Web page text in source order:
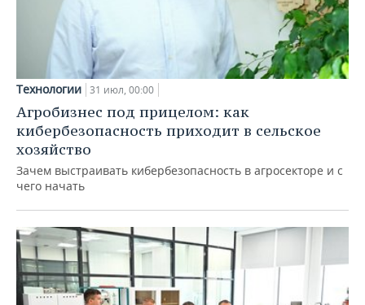
Технологии 31 июл, 00:00
Агробизнес под прицелом: как
кибербезопасность приходит в сельское
хозяйство
Зачем выстраивать кибербезопасность в агросекторе и с
чего начать